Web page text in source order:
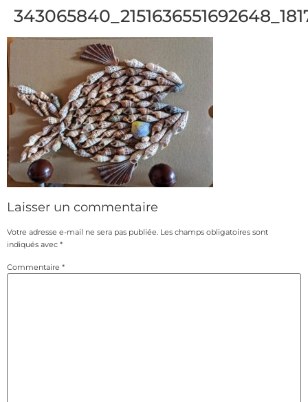
Laisser un commentaire
Votre adresse e-mail ne sera pas publiée. Les champs obligatoires sont
indiqués avec *
Commentaire *